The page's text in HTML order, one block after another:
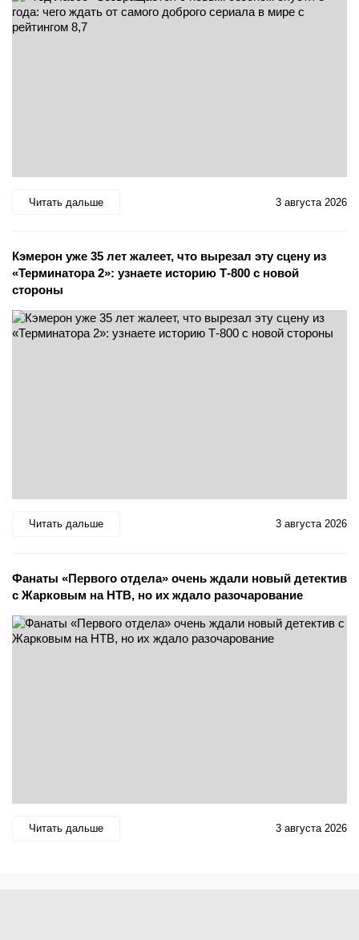
Читать дальше 3 августа 2026
Кэмерон уже 35 лет жалеет, что вырезал эту сцену из
«Терминатора 2»: узнаете историю Т-800 с новой
стороны
Читать дальше 3 августа 2026
Фанаты «Первого отдела» очень ждали новый детектив
с Жарковым на НТВ, но их ждало разочарование
Читать дальше 3 августа 2026